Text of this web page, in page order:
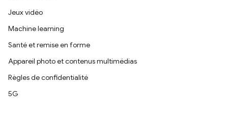
Jeux vidéo
Machine learning
Santé et remise en forme
Appareil photo et contenus multimédias
Règles de confidentialité
5G